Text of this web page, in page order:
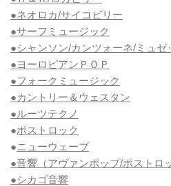
●ネオロカ/サイコビリー
●サーフミュージック
●シャンソン/カンツォーネ/ミュゼ
●ヨーロピアンＰＯＰ
●フォークミュージック
●カントリー＆ウェスタン
●ルーツテクノ
●ポストロック
●ニューウェーブ
●音響（アヴァンポップ/ポストロ
●シカゴ音響